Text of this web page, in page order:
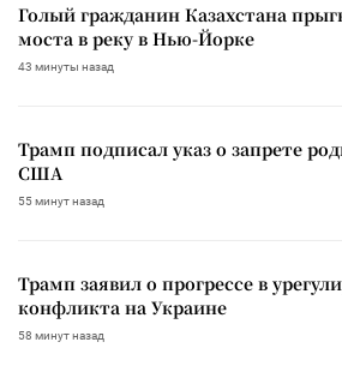
Голый гражданин Казахстана
моста в реку в Нью-Йорке
43 минуты назад
Трамп подписал указ о запрете
США
55 минут назад
Трамп заявил о прогрессе в
конфликта на Украине
58 минут назад